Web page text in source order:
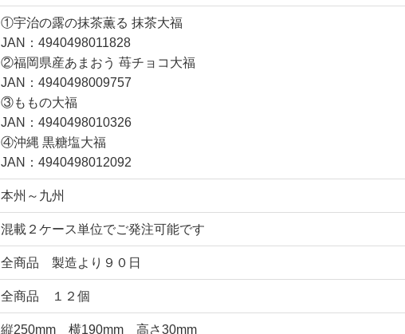
①宇治の露の抹茶薫る 抹茶大福
JAN：4940498011828
②福岡県産あまおう 苺チョコ大福
JAN：4940498009757
③ももの大福
JAN：4940498010326
④沖縄 黒糖塩大福
JAN：4940498012092
本州～九州
混載２ケース単位でご発注可能です
全商品 製造より９０日
全商品 １２個
縦250mm 横190mm 高さ30mm